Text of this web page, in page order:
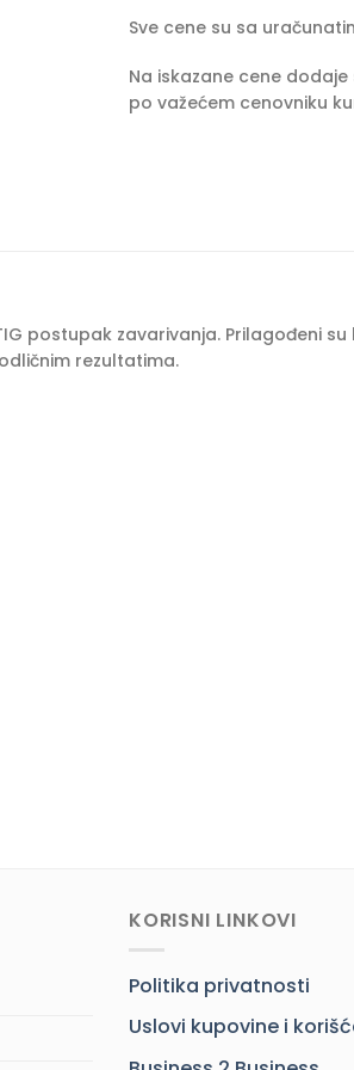
Sve cene su sa
Na iskazane cene
po važećem cenovniku
postupak zavarivanja. Prilagođeni
rezultatima.
KORISNI LINKOVI
Politika privatnosti
Uslovi kupovine i